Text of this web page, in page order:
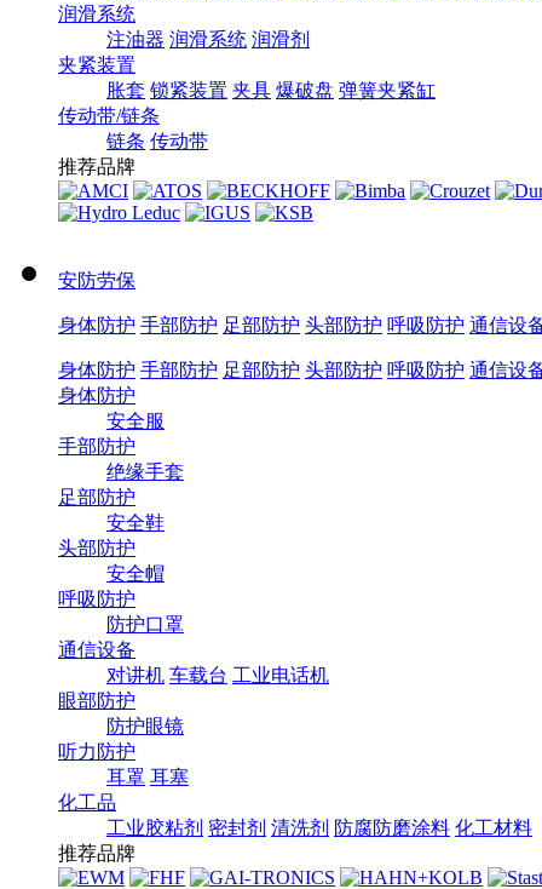
润滑系统
注油器 润滑系统 润滑剂
夹紧装置
胀套 锁紧装置 夹具 爆破盘 弹簧夹紧缸
传动带/链条
链条 传动带
推荐品牌
安防劳保
身体防护 手部防护 足部防护 头部防护 呼吸防护 通信设
身体防护 手部防护 足部防护 头部防护 呼吸防护 通信设
身体防护
安全服
手部防护
绝缘手套
足部防护
安全鞋
头部防护
安全帽
呼吸防护
防护口罩
通信设备
对讲机 车载台 工业电话机
眼部防护
防护眼镜
听力防护
耳罩 耳塞
化工品
工业胶粘剂 密封剂 清洗剂 防腐防磨涂料 化工材料
推荐品牌